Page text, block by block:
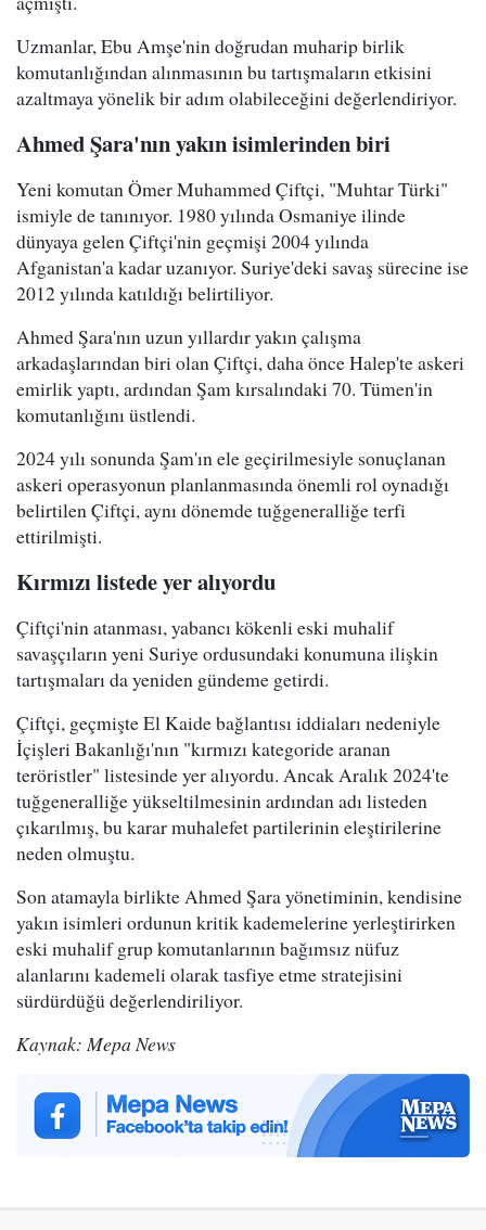
Uzmanlar, Ebu Amşe'nin doğrudan muharip birlik
komutanlığından alınmasının bu tartışmaların etkisini
azaltmaya yönelik bir adım olabileceğini değerlendiriyor.
Ahmed Şara'nın yakın isimlerinden biri
Yeni komutan Ömer Muhammed Çiftçi, "Muhtar Türki"
ismiyle de tanınıyor. 1980 yılında Osmaniye ilinde
dünyaya gelen Çiftçi'nin geçmişi 2004 yılında
Afganistan'a kadar uzanıyor. Suriye'deki savaş sürecine ise
2012 yılında katıldığı belirtiliyor.
Ahmed Şara'nın uzun yıllardır yakın çalışma
arkadaşlarından biri olan Çiftçi, daha önce Halep'te askeri
emirlik yaptı, ardından Şam kırsalındaki 70. Tümen'in
komutanlığını üstlendi.
2024 yılı sonunda Şam'ın ele geçirilmesiyle sonuçlanan
askeri operasyonun planlanmasında önemli rol oynadığı
belirtilen Çiftçi, aynı dönemde tuğgeneralliğe terfi
ettirilmişti.
Kırmızı listede yer alıyordu
Çiftçi'nin atanması, yabancı kökenli eski muhalif
savaşçıların yeni Suriye ordusundaki konumuna ilişkin
tartışmaları da yeniden gündeme getirdi.
Çiftçi, geçmişte El Kaide bağlantısı iddiaları nedeniyle
İçişleri Bakanlığı'nın "kırmızı kategoride aranan
teröristler" listesinde yer alıyordu. Ancak Aralık 2024'te
tuğgeneralliğe yükseltilmesinin ardından adı listeden
çıkarılmış, bu karar muhalefet partilerinin eleştirilerine
neden olmuştu.
Son atamayla birlikte Ahmed Şara yönetiminin, kendisine
yakın isimleri ordunun kritik kademelerine yerleştirirken
eski muhalif grup komutanlarının bağımsız nüfuz
alanlarını kademeli olarak tasfiye etme stratejisini
sürdürdüğü değerlendiriliyor.
Kaynak: Mepa News